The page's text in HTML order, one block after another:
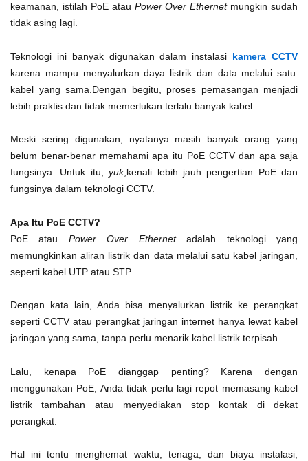
keamanan, istilah PoE atau Power Over Ethernetmungkin sudah
tidak asing lagi.
Teknologi ini banyak digunakan dalam instalasi kamera CCTV
karena mampu menyalurkan daya listrik dan data melalui satu
kabel yang sama.Dengan begitu, proses pemasangan menjadi
lebih praktis dan tidak memerlukan terlalu banyak kabel.
Meski sering digunakan, nyatanya masih banyak orang yang
belum benar-benar memahami apa itu PoE CCTV dan apa saja
fungsinya. Untuk itu,yuk,kenali lebih jauh pengertian PoE dan
fungsinya dalam teknologi CCTV.
Apa Itu PoE CCTV?
PoE atau Power Over Ethernetadalah teknologi yang
memungkinkan aliran listrik dan data melalui satu kabel jaringan,
seperti kabel UTP atau STP.
Dengan kata lain, Anda bisa menyalurkan listrik ke perangkat
seperti CCTV atau perangkat jaringan internet hanya lewat kabel
jaringan yang sama, tanpa perlu menarik kabel listrik terpisah.
Lalu, kenapa PoE dianggap penting? Karena dengan
menggunakan PoE, Anda tidak perlu lagi repot memasang kabel
listrik tambahan atau menyediakan stop kontak di dekat
perangkat.
Hal ini tentu menghemat waktu, tenaga, dan biaya instalasi,